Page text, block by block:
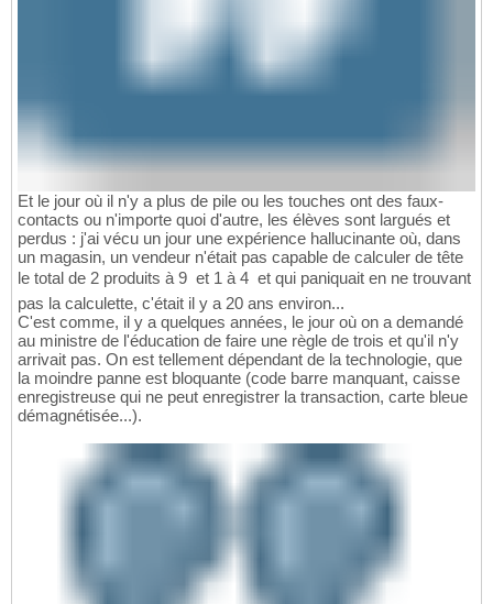
Et le jour où il n'y a plus de pile ou les touches ont des faux-
contacts ou n'importe quoi d'autre, les élèves sont largués et
perdus : j'ai vécu un jour une expérience hallucinante où, dans
un magasin, un vendeur n'était pas capable de calculer de tête
le total de 2 produits à 9  et 1 à 4  et qui paniquait en ne trouvant
pas la calculette, c'était il y a 20 ans environ...
C'est comme, il y a quelques années, le jour où on a demandé
au ministre de l'éducation de faire une règle de trois et qu'il n'y
arrivait pas. On est tellement dépendant de la technologie, que
la moindre panne est bloquante (code barre manquant, caisse
enregistreuse qui ne peut enregistrer la transaction, carte bleue
démagnétisée...).